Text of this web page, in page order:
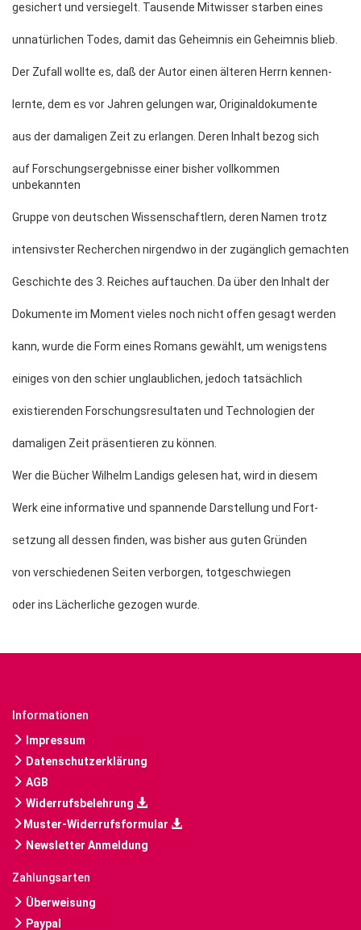
gesichert und versiegelt. Tausende Mitwisser starben eines
unnatürlichen Todes, damit das Geheimnis ein Geheimnis blieb.
Der Zufall wollte es, daß der Autor einen älteren Herrn kennen-
lernte, dem es vor Jahren gelungen war, Originaldokumente
aus der damaligen Zeit zu erlangen. Deren Inhalt bezog sich
auf Forschungsergebnisse einer bisher vollkommen
unbekannten
Gruppe von deutschen Wissenschaftlern, deren Namen trotz
intensivster Recherchen nirgendwo in der zugänglich gemachten
Geschichte des 3. Reiches auftauchen. Da über den Inhalt der
Dokumente im Moment vieles noch nicht offen gesagt werden
kann, wurde die Form eines Romans gewählt, um wenigstens
einiges von den schier unglaublichen, jedoch tatsächlich
existierenden Forschungsresultaten und Technologien der
damaligen Zeit präsentieren zu können.
Wer die Bücher Wilhelm Landigs gelesen hat, wird in diesem
Werk eine informative und spannende Darstellung und Fort-
setzung all dessen finden, was bisher aus guten Gründen
von verschiedenen Seiten verborgen, totgeschwiegen
oder ins Lächerliche gezogen wurde.
Informationen
Impressum
Datenschutzerklärung
AGB
Widerrufsbelehrung
Muster-Widerrufsformular
Newsletter Anmeldung
Zahlungsarten
Überweisung
Paypal